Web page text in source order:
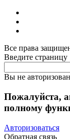
Все права
Введите страницу
Вы не
Пожалуйста,
полному
Авторизоваться
Обратная связь